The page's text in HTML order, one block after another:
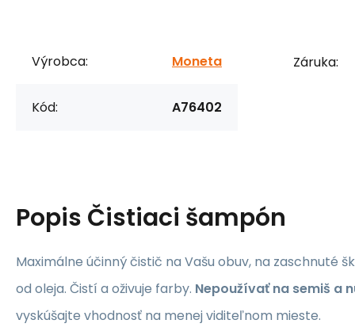
Výrobca: Moneta
Kód: A76402
Záruka:
Popis Čistiaci šampón
Maximálne účinný čistič na Vašu obuv, na zaschnuté
od oleja. Čistí a oživuje farby. Nepoužívať na semiš a
vyskúšajte vhodnosť na menej viditeľnom mieste.